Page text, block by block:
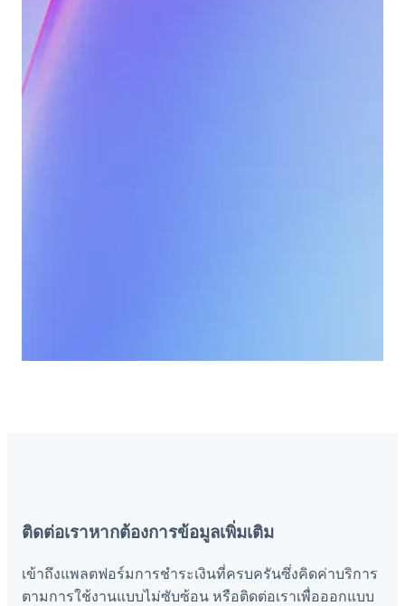
ติดต่อเราหากต้องการข้อมูลเพิ่มเติม
เข้าถึงแพลตฟอร์มการชำระเงินที่ครบครันซึ่งคิดค่าบริการ
ตามการใช้งานแบบไม่ซับซ้อน หรือติดต่อเราเพื่อออกแบบ